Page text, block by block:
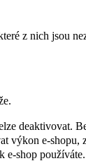
z nich jsou
deaktivovat.
výkon e-
shop